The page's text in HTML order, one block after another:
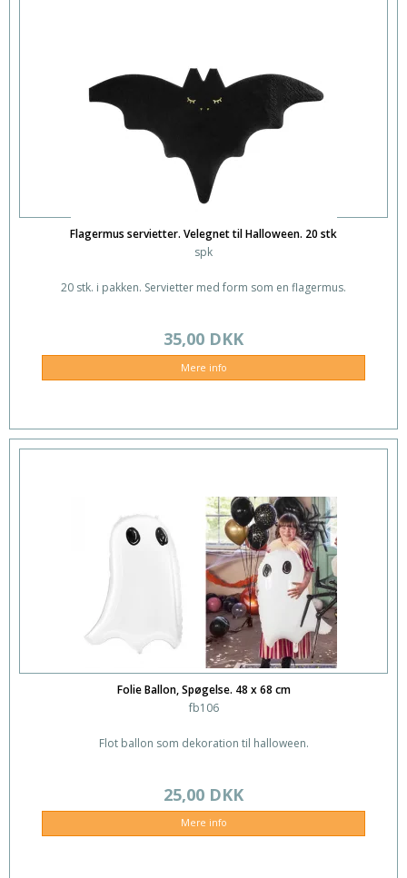
Flagermus servietter. Velegnet til Halloween. 20 stk
spk
20 stk. i pakken. Servietter med form som en flagermus.
35,00 DKK
Mere info
Folie Ballon, Spøgelse. 48 x 68 cm
fb106
Flot ballon som dekoration til halloween.
25,00 DKK
Mere info